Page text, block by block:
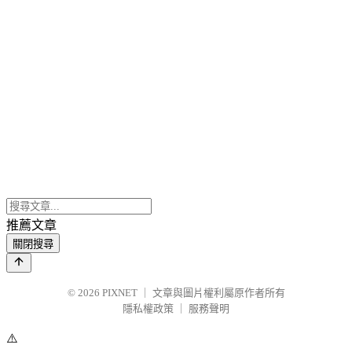
推薦文章
關閉搜尋
© 2026 PIXNET
文章與圖片權利屬原作者所有
隱私權政策
服務聲明
⚠️